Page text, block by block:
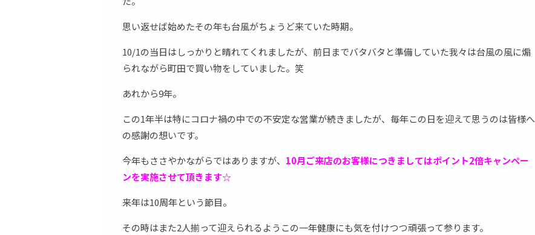
思い返せば始めたその年も台風がちょうど来ていた時期。
10/1の当日はしっかりと晴れてくれましたが、前日までバタバタと準備していた我々は台風の風に煽
られながら町田で買い物をしていました。笑
あれから9年。
この1年半は特にコロナ禍の中での不安定な営業が続きましたが、毎年この日を迎えて思うのは皆様へ
の感謝の想いです。
今年もささやかながらではありますが、 10月ご来店のお客様につきましてはポイント2倍キャンペー
ンを実施させて頂きます☆
来年は10周年という節目。
その時はまた2人揃って迎えられるようこの一年健康にも気を付けつつ頑張って参ります。